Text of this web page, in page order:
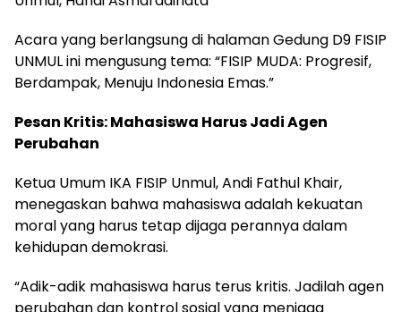
Acara yang berlangsung di halaman Gedung D9 FISIP
UNMUL ini mengusung tema: “FISIP MUDA: Progresif,
Berdampak, Menuju Indonesia Emas.”
Pesan Kritis: Mahasiswa Harus Jadi Agen
Perubahan
Ketua Umum IKA FISIP Unmul, Andi Fathul Khair,
menegaskan bahwa mahasiswa adalah kekuatan
moral yang harus tetap dijaga perannya dalam
kehidupan demokrasi.
“Adik-adik mahasiswa harus terus kritis. Jadilah agen
perubahan dan kontrol sosial yang menjaga